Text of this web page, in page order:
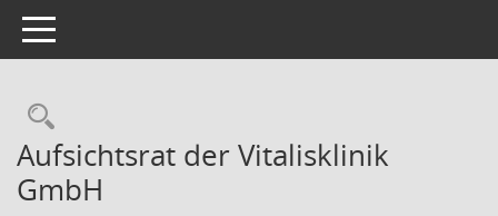
Toggle navigation
Rechercheauswahl
Aufsichtsrat der Vitalisklinik
GmbH